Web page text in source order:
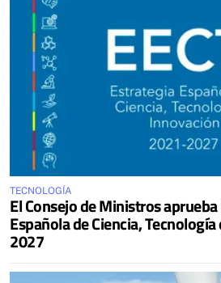
TECNOLOGÍA
El Consejo de Ministros
Española de Ciencia,
2027